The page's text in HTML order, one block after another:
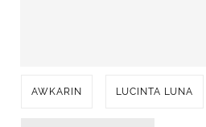
AWKARIN LUCINTA LUNA